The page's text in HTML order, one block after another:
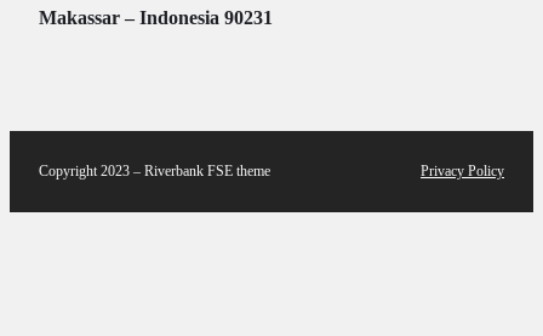
Makassar – Indonesia 90231
Copyright 2023 – Riverbank FSE theme Privacy Policy